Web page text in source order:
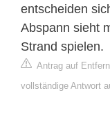
entscheiden
Abspann sieht
Strand spielen.
Antrag auf
vollständige Antwort